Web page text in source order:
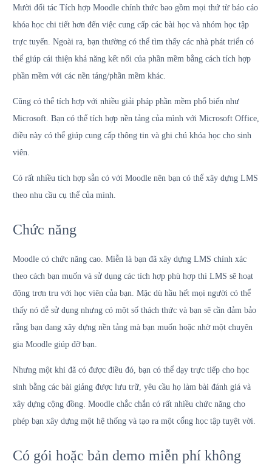
Mười đối tác Tích hợp Moodle chính thức bao gồm mọi thứ từ báo cáo
khóa học chi tiết hơn đến việc cung cấp các bài học và nhóm học tập
trực tuyến. Ngoài ra, bạn thường có thể tìm thấy các nhà phát triển có
thể giúp cải thiện khả năng kết nối của phần mềm bằng cách tích hợp
phần mềm với các nền tảng/phần mềm khác.
Cũng có thể tích hợp với nhiều giải pháp phần mềm phổ biến như
Microsoft. Bạn có thể tích hợp nền tảng của mình với Microsoft Office,
điều này có thể giúp cung cấp thông tin và ghi chú khóa học cho sinh
viên.
Có rất nhiều tích hợp sẵn có với Moodle nên bạn có thể xây dựng LMS
theo nhu cầu cụ thể của mình.
Chức năng
Moodle có chức năng cao. Miễn là bạn đã xây dựng LMS chính xác
theo cách bạn muốn và sử dụng các tích hợp phù hợp thì LMS sẽ hoạt
động trơn tru với học viên của bạn. Mặc dù hầu hết mọi người có thể
thấy nó dễ sử dụng nhưng có một số thách thức và bạn sẽ cần đảm bảo
rằng bạn đang xây dựng nền tảng mà bạn muốn hoặc nhờ một chuyên
gia Moodle giúp đỡ bạn.
Nhưng một khi đã có được điều đó, bạn có thể dạy trực tiếp cho học
sinh bằng các bài giảng được lưu trữ, yêu cầu họ làm bài đánh giá và
xây dựng cộng đồng. Moodle chắc chắn có rất nhiều chức năng cho
phép bạn xây dựng một hệ thống và tạo ra một cổng học tập tuyệt vời.
Có gói hoặc bản demo miễn phí không